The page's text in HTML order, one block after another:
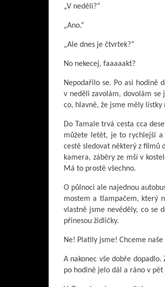
„V neděli?“
„Ano.“
„Ale dnes je čtvrtek?“
No nekecej, faaaaakt?
Nepodařilo se. Po asi hodině
v neděli zavolám, dovolám se
co, hlavně, že jsme měly lístky
Do Tamale trvá cesta cca
můžete letět, je to rychlejší a
cestě sledovat některý z filmů
kamera, záběry ze mší v
Má to prostě všechno.
O půlnoci ale najednou
mostem a tlampačem, který
vlastně jsme nevěděly, co se
přinesou židličky.
Ne! Platily jsme! Chceme
A nakonec vše dobře
po hodině jelo dál a ráno v